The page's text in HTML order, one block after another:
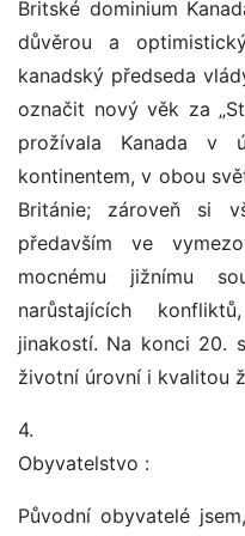
Britské dominium
důvěrou a
kanadský předseda
označit nový věk za
prožívala Kanada v
kontinentem, v obou
Británie; zároveň si
předavším ve
mocnému jižnímu
narůstajících
jinakostí. Na konci 20.
životní úrovní i kvalitou
4.
Obyvatelstvo :
Původní obyvatelé